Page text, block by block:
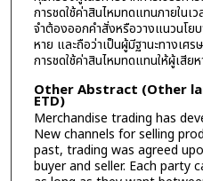
การชดใช้ค่าสินไหมทดแทนภายใน
จำต้องออกคำสั่งหรือวางแนวนโย
หาย และถือว่าเป็นผู้มีฐานะทางเศร
การชดใช้ค่าสินไหมทดแทนให้ผู้เสีย
Other Abstract (Other
ETD)
Merchandise trading has
New channels for selling
past, trading was agreed
buyer and seller. Each party